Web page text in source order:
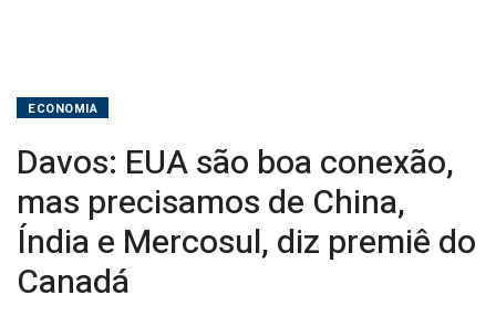
ECONOMIA
Davos: EUA são boa conexão,
mas precisamos de China,
Índia e Mercosul, diz premiê do
Canadá